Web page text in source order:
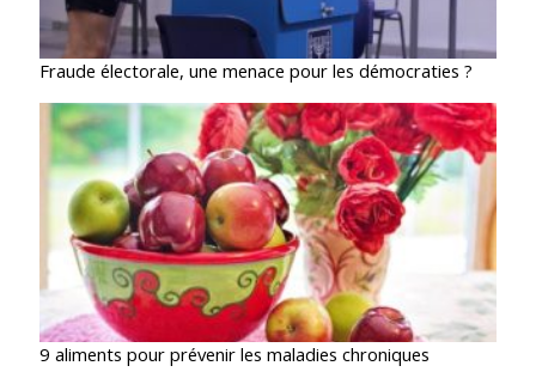
Fraude électorale, une menace pour les démocraties ?
9 aliments pour prévenir les maladies chroniques